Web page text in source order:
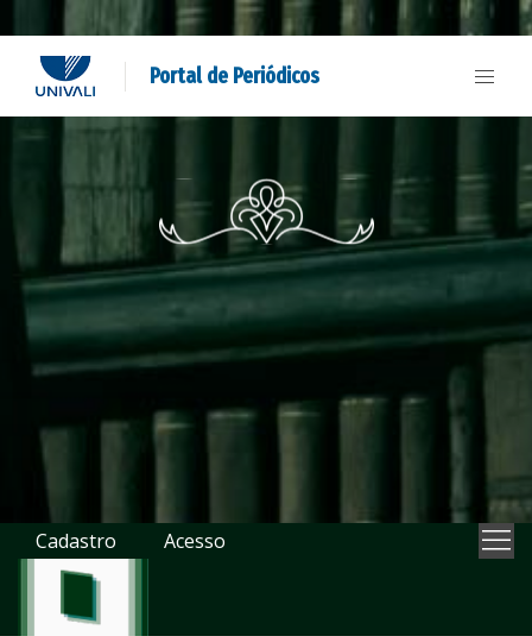
Portal de Periódicos
Cadastro Acesso